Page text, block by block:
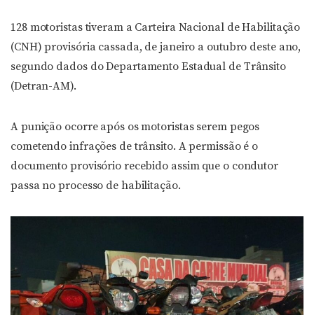
128 motoristas tiveram a Carteira Nacional de Habilitação
(CNH) provisória cassada, de janeiro a outubro deste ano,
segundo dados do Departamento Estadual de Trânsito
(Detran-AM).
A punição ocorre após os motoristas serem pegos
cometendo infrações de trânsito. A permissão é o
documento provisório recebido assim que o condutor
passa no processo de habilitação.